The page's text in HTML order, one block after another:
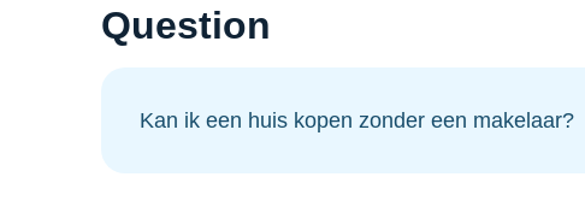
Question
Kan ik een huis kopen zonder een makelaar?